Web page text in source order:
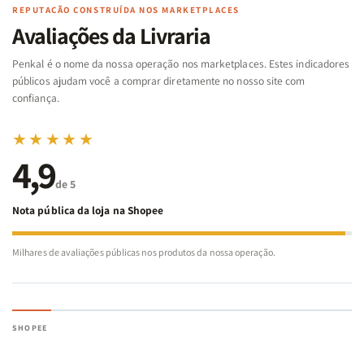
Famílias
Bíblia
-
Penkal
Famílias
da
Bíblia
-
Penkal
de
REPUTAÇÃO CONSTRUÍDA NOS MARKETPLACES
Avaliações da Livraria
Penkal é o nome da nossa operação nos marketplaces. Estes indicadores
públicos ajudam você a comprar diretamente no nosso site com
confiança.
★★★★★
4,9de 5
Nota pública da loja na Shopee
Milhares de avaliações públicas nos produtos da nossa operação.
SHOPEE